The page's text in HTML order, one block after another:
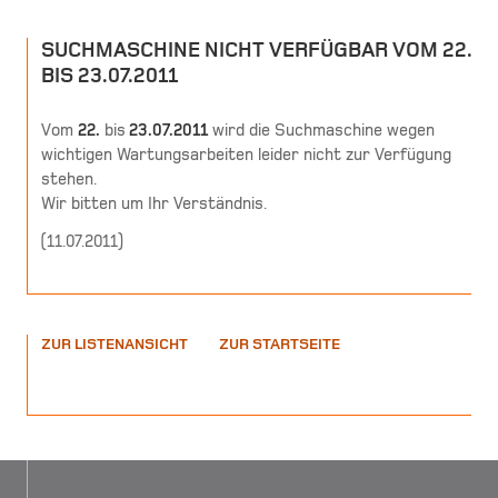
SUCHMASCHINE NICHT VERFÜGBAR VOM 22.
BIS 23.07.2011
Vom 22. bis 23.07.2011 wird die Suchmaschine wegen
wichtigen Wartungsarbeiten leider nicht zur Verfügung
stehen.
Wir bitten um Ihr Verständnis.
(11.07.2011)
ZUR LISTENANSICHT ZUR STARTSEITE